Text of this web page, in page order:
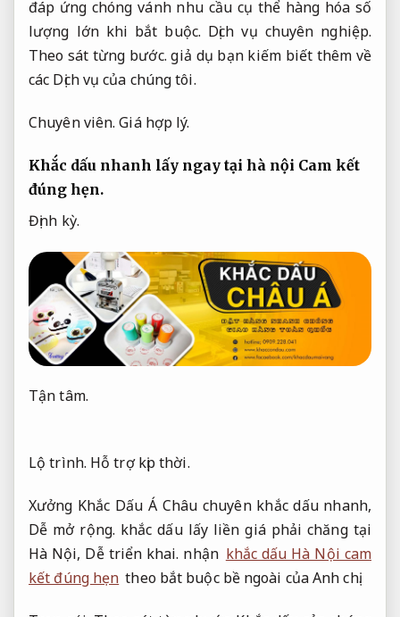
đáp ứng chóng vánh nhu cầu cụ thể hàng hóa số
lượng lớn khi bắt buộc. Dịch vụ chuyên nghiệp.
Theo sát từng bước. giả dụ bạn kiếm biết thêm về
các Dịch vụ của chúng tôi.
Chuyên viên. Giá hợp lý.
Khắc dấu nhanh lấy ngay tại hà nội Cam kết
đúng hẹn.
Định kỳ.
Tận tâm.
Lộ trình. Hỗ trợ kịp thời.
Xưởng Khắc Dấu Á Châu chuyên khắc dấu nhanh,
Dễ mở rộng. khắc dấu lấy liền giá phải chăng tại
Hà Nội, Dễ triển khai. nhận khắc dấu Hà Nội cam
kết đúng hẹn theo bắt buộc bề ngoài của Anh chị.